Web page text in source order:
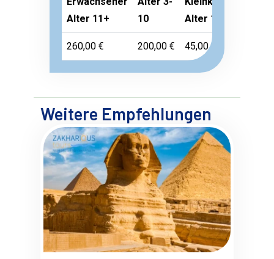
Alter 11+
10
Alter 1-2
260,00 € 200,00 € 45,00 €
Weitere Empfehlungen